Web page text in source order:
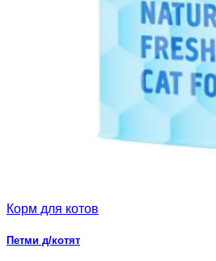
Корм для котов
Петми д/котят